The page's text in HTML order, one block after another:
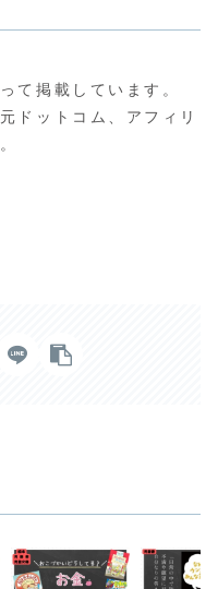
て掲載しています。
ドットコム、アフィリ